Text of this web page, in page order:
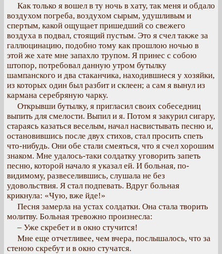
Как только я вошел в ту ночь в хату, так меня и обдало
воздухом погреба, воздухом сырым, удушливым и
спертым, какой ощущает пришедший со свежего
воздуха в подвал, стоящий пустым. Это я счел также за
галлюцинацию, подобно тому как прошлою ночью в
этой же хате мне запахло трупом. Я принес с собою
штопор, потребовал данную утром бутылку
шампанского и два стаканчика, находившиеся у хозяйки,
из которых один был разбит и склеен; а сам я вынул из
кармана серебряную чарку.
Открывши бутылку, я пригласил своих собеседниц
выпить для смелости. Выпил и я. Потом я закурил сигару,
стараясь казаться веселым, начал насвистывать песню и,
остановившись после двух стихов, стал просить спеть
что-нибудь. Они обе стали смеяться, что я счел хорошим
знаком. Мне удалось-таки солдатку уговорить запеть
песню, которой начало я указал ей. И больная, по-
видимому, развеселившись, слушала не без
удовольствия. Я стал подпевать. Вдруг больная
крикнула: «Чую, вже йде!»
Песня замерла на устах солдатки. Она стала творить
молитву. Больная тревожно произнесла:
– Уже скребет и в окно стучится!
Мне еще отчетливее, чем вчера, послышалось, что за
стеною скребут и в окно стучатся.